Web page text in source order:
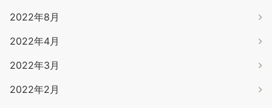
2022年8月
2022年4月
2022年3月
2022年2月